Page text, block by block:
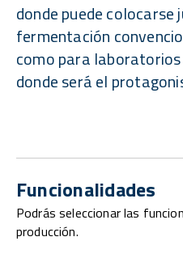
donde puede
fermentación
como para
donde será el
Funcionalidades
Podrás seleccionar las
producción.